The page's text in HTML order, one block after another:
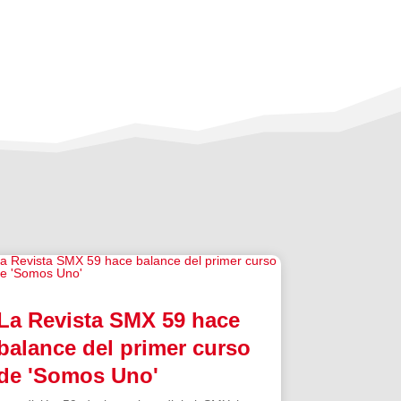
Revista SMX 59 hace
del primer curso
'Somos Uno'